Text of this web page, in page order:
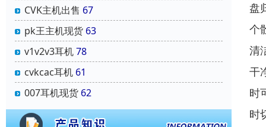
CVK主机出售 67
pk王主机现货 63
v1v2v3耳机78
cvkcac耳机 61
007耳机现货 62
盘
个
清
干
时
时